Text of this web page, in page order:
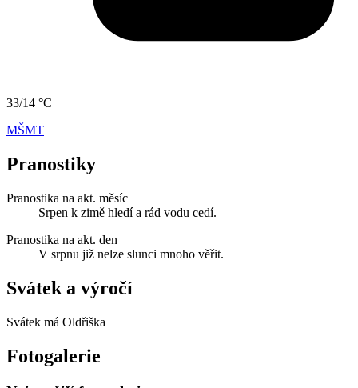
33/14 °C
MŠMT
Pranostiky
Pranostika na akt. měsíc
Srpen k zimě hledí a rád vodu cedí.
Pranostika na akt. den
V srpnu již nelze slunci mnoho věřit.
Svátek a výročí
Svátek má Oldřiška
Fotogalerie